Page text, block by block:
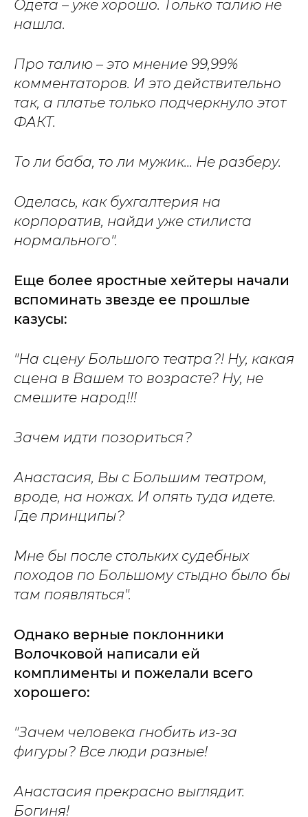
Одета – уже хорошо. Только талию не
нашла.
Про талию – это мнение 99,99%
комментаторов. И это действительно
так, а платье только подчеркнуло этот
ФАКТ.
То ли баба, то ли мужик… Не разберу.
Оделась, как бухгалтерия на
корпоратив, найди уже стилиста
нормального".
Еще более яростные хейтеры начали
вспоминать звезде ее прошлые
казусы:
"На сцену Большого театра?! Ну, какая
сцена в Вашем то возрасте? Ну, не
смешите народ!!!
Зачем идти позориться?
Анастасия, Вы с Большим театром,
вроде, на ножах. И опять туда идете.
Где принципы?
Мне бы после стольких судебных
походов по Большому стыдно было бы
там появляться".
Однако верные поклонники
Волочковой написали ей
комплименты и пожелали всего
хорошего:
"Зачем человека гнобить из-за
фигуры? Все люди разные!
Анастасия прекрасно выглядит.
Богиня!